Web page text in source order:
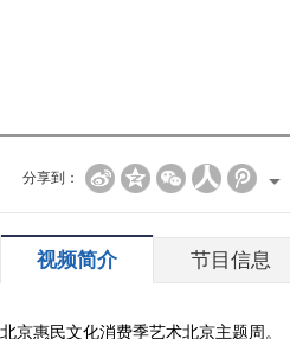
分享到：
视频简介 节目信息
北京惠民文化消费季艺术北京主题周。